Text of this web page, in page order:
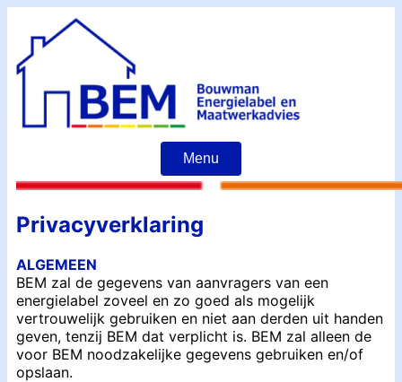
Menu
Privacyverklaring
ALGEMEEN
BEM zal de gegevens van aanvragers van een
energielabel zoveel en zo goed als mogelijk
vertrouwelijk gebruiken en niet aan derden uit handen
geven, tenzij BEM dat verplicht is. BEM zal alleen de
voor BEM noodzakelijke gegevens gebruiken en/of
opslaan.